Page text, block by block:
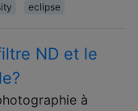
eclipse
ND et le
à